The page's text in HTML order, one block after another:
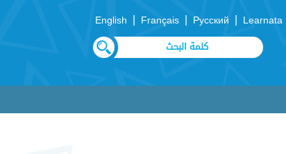
|
Русский
|
Français
|
English